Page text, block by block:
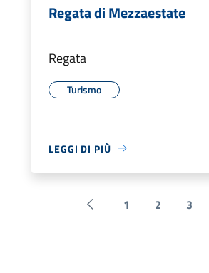
Regata di Mezzaestate
Regata
Turismo
LEGGI DI PIÙ
Pagina precedente
1 2 3